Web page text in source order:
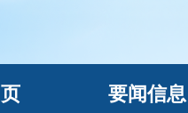
页 要闻信息